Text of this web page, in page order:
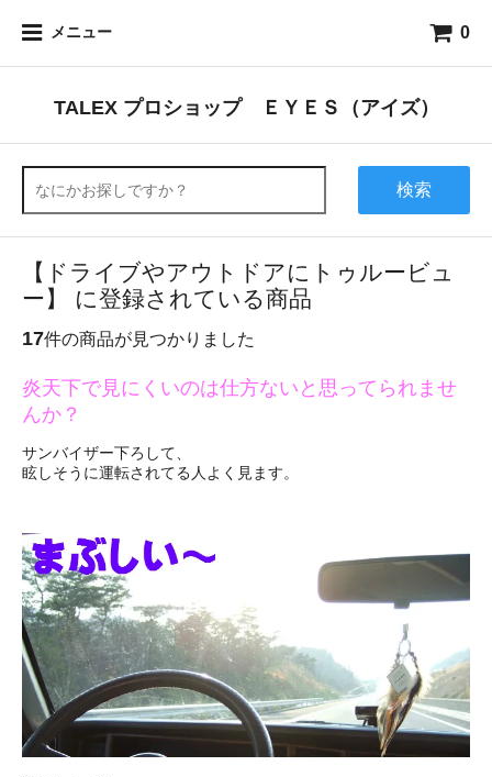
メニュー 0
TALEX プロショップ ＥＹＥＳ（アイズ）
検索
【ドライブやアウトドアにトゥルービュ
ー】 に登録されている商品
17件の商品が見つかりました
炎天下で見にくいのは仕方ないと思ってられませ
んか？
サンバイザー下ろして、
眩しそうに運転されてる人よく見ます。